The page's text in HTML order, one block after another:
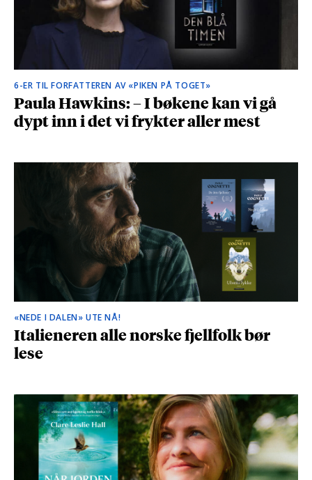
6-ER TIL FORFATTEREN AV «PIKEN PÅ TOGET»
Paula Hawkins: – I bøkene kan vi gå
dypt inn i det vi frykter aller mest
«NEDE I DALEN» UTE NÅ!
Italieneren alle norske fjellfolk bør
lese